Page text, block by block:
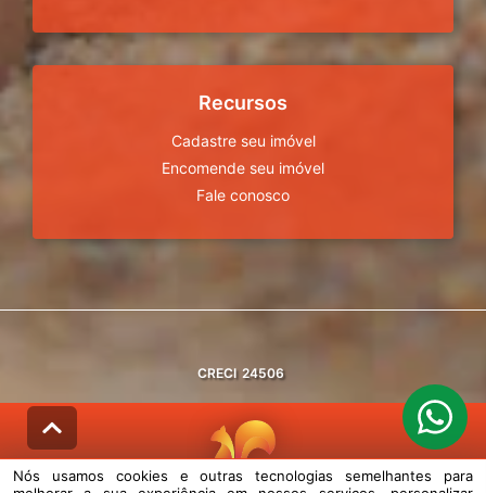
Recursos
Cadastre seu imóvel
Encomende seu imóvel
Fale conosco
CRECI 24506
Nós usamos cookies e outras tecnologias semelhantes para